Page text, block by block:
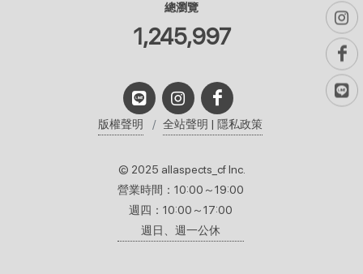
總瀏覽
1,245,997
版權聲明 全站聲明 | 隱私政策
© 2025 allaspects_cf Inc.
營業時間：10:00～19:00
週四：10:00～17:00
週日、週一公休